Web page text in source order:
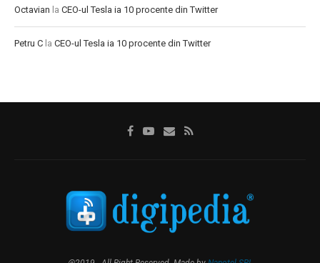
Octavian la CEO-ul Tesla ia 10 procente din Twitter
Petru C la CEO-ul Tesla ia 10 procente din Twitter